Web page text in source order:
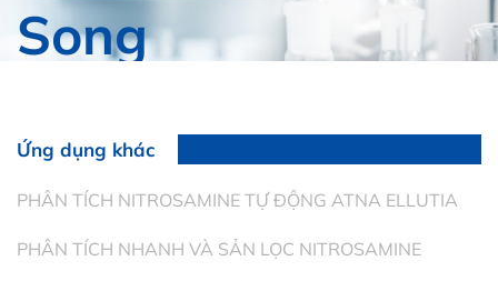
Song
Ứng dụng khác
PHÂN TÍCH NITROSAMINE TỰ ĐỘNG ATNA ELLUTIA
PHÂN TÍCH NHANH VÀ SẢN LỌC NITROSAMINE